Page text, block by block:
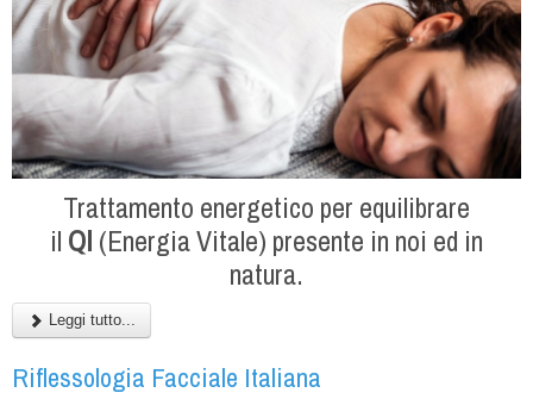
Trattamento energetico per equilibrare
il QI (Energia Vitale) presente in noi ed in
natura.
Leggi tutto...
Riflessologia Facciale Italiana